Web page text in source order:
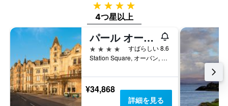
4つ星
4つ星以上
パール オーバン ホテル & スパ
4つ星
すばらしい 8.6
Station Square, オーバン, イギリス
¥34,868
詳細を見る